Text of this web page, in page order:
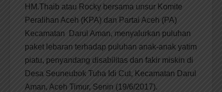
HM.Thaib atau Rocky bersama unsur Komite
Peralihan Aceh (KPA) dan Partai Aceh (PA)
Kecamatan Darul Aman, menyalurkan puluhan
paket lebaran terhadap puluhan anak-anak yatim
piatu, penyandang disabilitas dan fakir miskin di
Desa Seuneubok Tuha Idi Cut, Kecamatan Darul
Aman, Aceh Timur, Senin (19/6/2017).